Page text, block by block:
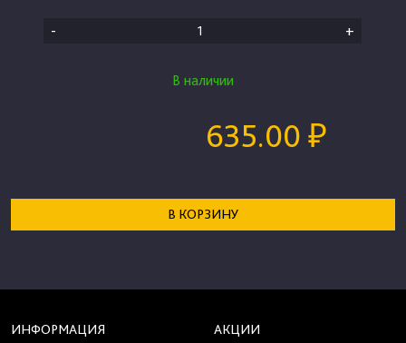
- +
В наличии
635.00 ₽
В КОРЗИНУ
ИНФОРМАЦИЯ АКЦИИ